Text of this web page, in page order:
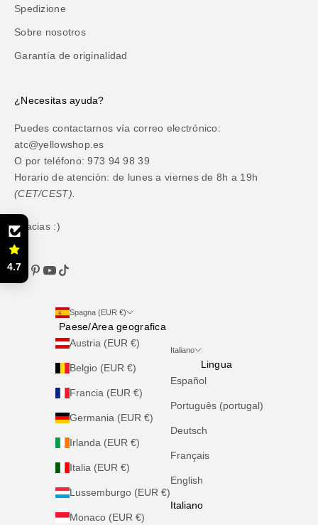
Spedizione
Sobre nosotros
Garantía de originalidad
¿Necesitas ayuda?
Puedes contactarnos vía correo electrónico:
atc@yellowshop.es
O por teléfono: 973 94 98 39
Horario de atención: de lunes a viernes de 8h a 19h
(CET/CEST).
Gracias :)
Spagna (EUR €)
Paese/Area geografica
Austria (EUR €)
Belgio (EUR €)
Francia (EUR €)
Germania (EUR €)
Irlanda (EUR €)
Italia (EUR €)
Lussemburgo (EUR €)
Monaco (EUR €)
Italiano
Lingua
Español
Português (portugal)
Deutsch
Français
English
Italiano
4.7